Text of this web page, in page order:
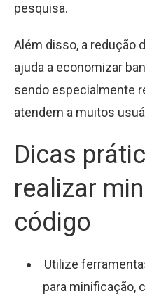
pesquisa.
Além disso, a redução
ajuda a economizar
sendo especialmente
atendem a muitos
Dicas
realizar
código
Utilize
para minificação,